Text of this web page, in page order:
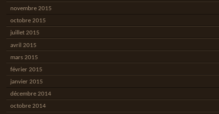
novembre 2015
octobre 2015
juillet 2015
avril 2015
mars 2015
février 2015
janvier 2015
décembre 2014
octobre 2014